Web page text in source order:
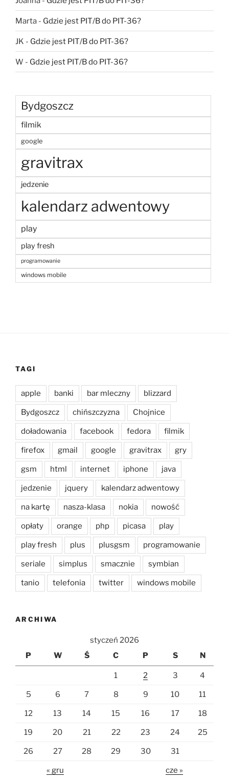
Marta - Gdzie jest PIT/B do PIT-36?
JK - Gdzie jest PIT/B do PIT-36?
W - Gdzie jest PIT/B do PIT-36?
Bydgoszcz
filmik
google
gravitrax
jedzenie
kalendarz adwentowy
play
play fresh
programowanie
windows mobile
TAGI
apple banki bar mleczny blizzard
Bydgoszcz chińszczyzna Chojnice
doładowania facebook fedora filmik
firefox gmail google gravitrax gry
gsm html internet iphone java
jedzenie jquery kalendarz adwentowy
na kartę nasza-klasa nokia nowość
opłaty orange php picasa play
play fresh plus plusgsm programowanie
seriale simplus smacznie symbian
tanio telefonia twitter windows mobile
ARCHIWA
styczeń 2026
P
W Ś C P S N
1 2 3 4
5 6 7 8 9 10 11
12 13 14 15 16 17 18
19 20 21 22 23 24 25
26 27 28 29 30 31
« gru cze »